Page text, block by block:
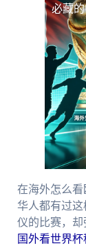
必藏
在海外怎么
华人都有过
仪的比赛，
国外看世界